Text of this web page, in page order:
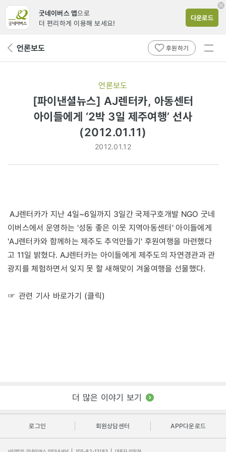
굿네이버스 앱으로
더 편리하게 이용해 보세요!
다운로드
뒤 언론보도 후원하기
전체
언론보도
[파이낸셜뉴스] AJ렌터카, 아동센터
아이들에게 ‘2박 3일 제주여행’ 선사
(2012.01.11)
2012.01.12
AJ렌터카가 지난 4일~6일까지 3일간 국제구호개발 NGO 굿네
이버스에서 운영하는 '성동 좋은 이웃 지역아동센터' 아이들에게
'AJ렌터카와 함께하는 제주도 추억만들기' 후원여행을 마련했다
고 11일 밝혔다. AJ렌터카는 아이들에게 제주도의 자연경관과 관
광지를 체험하면서 잊지 못 할 새해맞이 겨울여행을 선물했다.
☞ 관련 기사 바로가기 (클릭)
더 많은 이야기 보기
로그인 회원상담센터 APP다운로드